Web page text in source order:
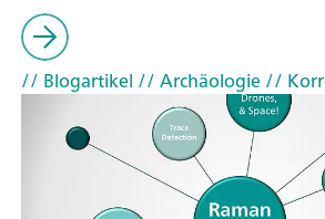
// Blogartikel // Archäologie//